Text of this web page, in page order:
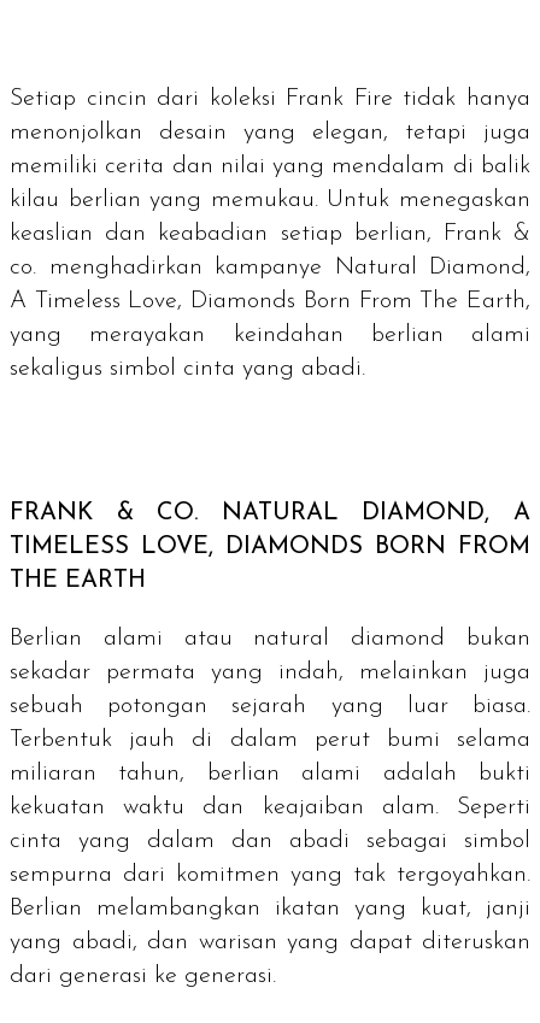
Setiap cincin dari koleksi Frank Fire tidak hanya
menonjolkan desain yang elegan, tetapi juga
memiliki cerita dan nilai yang mendalam di balik
kilau berlian yang memukau. Untuk menegaskan
keaslian dan keabadian setiap berlian, Frank &
co. menghadirkan kampanye Natural Diamond,
A Timeless Love, Diamonds Born From The Earth,
yang merayakan keindahan berlian alami
sekaligus simbol cinta yang abadi.
FRANK & CO. NATURAL DIAMOND, A
TIMELESS LOVE, DIAMONDS BORN FROM
THE EARTH
Berlian alami atau natural diamond
bukan
sekadar permata yang indah, melainkan juga
sebuah potongan sejarah yang luar biasa.
Terbentuk jauh di dalam perut bumi selama
miliaran tahun, berlian alami adalah bukti
kekuatan waktu dan keajaiban alam. Seperti
cinta yang dalam dan abadi sebagai simbol
sempurna dari komitmen yang tak tergoyahkan.
Berlian melambangkan ikatan yang kuat, janji
yang abadi, dan warisan yang dapat diteruskan
dari generasi ke generasi.